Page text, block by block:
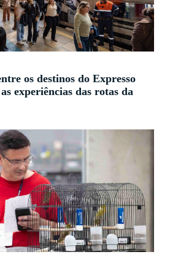
os destinos do Expresso
experiências das rotas da